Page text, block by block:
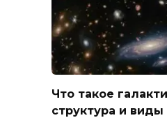
Что такое
структура и